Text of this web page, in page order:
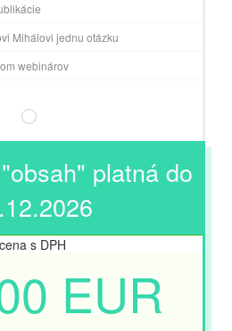
Mihálovi jednu otázku
webinárov
platná do
cena s DPH
EUR